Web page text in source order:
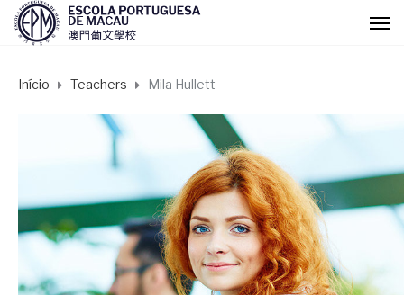
Início Teachers Mila Hullett